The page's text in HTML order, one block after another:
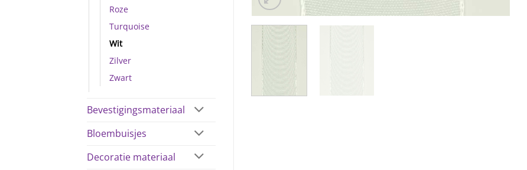
Roze
Turquoise
Wit
Zilver
Zwart
Bevestigingsmateriaal
Bloembuisjes
Decoratie materiaal